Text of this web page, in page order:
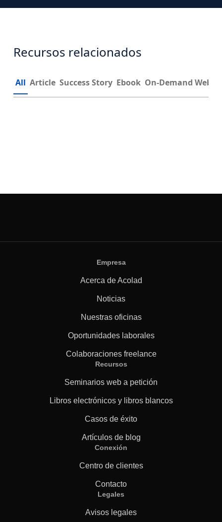
Recursos relacionados
All Article Success Story Ebook On-Demand
Empresa
Acerca de Acolad
Noticias
Nuestras oficinas
Oportunidades laborales
Colaboraciones freelance
Recursos
Seminarios web a petición
Libros electrónicos y libros blancos
Casos de éxito
Artículos de blog
Conexión
Centro de clientes
Contacto
Legales
Avisos legales